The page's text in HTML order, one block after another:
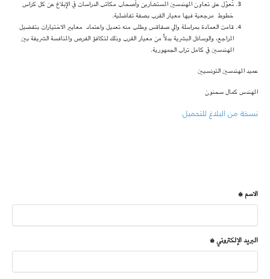
تُعوّل على تعاون المهندسين المستشارين وأصحاب مكاتب الدراسات في الإبلاغ عن كل كراس
خطوط مرجعية فيها معيار القرب بصفة تفاضلية.
قامت العمادة بمراسلة والي صفاقس وطلب منه تعديل واعتماد معايير الاختيارات بتفضيل
المراجع، والوسائل البشرية بدلاً من معيار القرب وذلك لتكافؤ الفرص والمنافسة الشريفة بين
المهندسين في كامل تراب الجمهورية.
عميد المهندسين التونسيين
المهندس كمال سحنون
نسخة من البلاغ للتحميل
الاسم *
البريد الإلكتروني *